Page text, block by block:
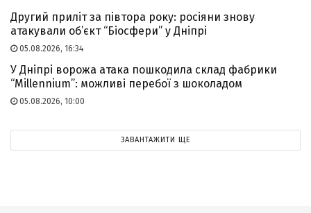
Другий приліт за півтора року: росіяни знову
атакували об’єкт “Біосфери” у Дніпрі
05.08.2026, 16:34
У Дніпрі ворожа атака пошкодила склад фабрики
“Millennium”: можливі перебої з шоколадом
05.08.2026, 10:00
ЗАВАНТАЖИТИ ЩЕ